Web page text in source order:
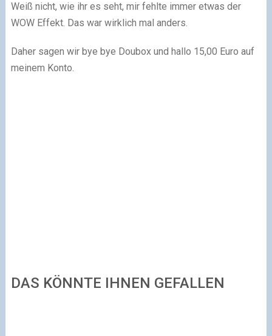
Weiß nicht, wie ihr es seht, mir fehlte immer etwas der
WOW Effekt. Das war wirklich mal anders.
Daher sagen wir bye bye Doubox und hallo 15,00 Euro auf
meinem Konto.
DAS KÖNNTE IHNEN GEFALLEN